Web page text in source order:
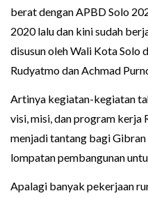
berat dengan APBD Solo
2020 lalu dan kini sudah
disusun oleh Wali Kota Solo
Rudyatmo dan Achmad
Artinya kegiatan-kegiatan
visi, misi, dan program kerja
menjadi tantang bagi
lompatan pembangunan
Apalagi banyak pekerjaan